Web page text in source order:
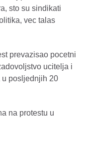
sto su sindikati
vec talas
prevazisao pocetni
ucitelja i
u posljednjih 20